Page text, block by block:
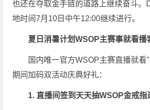
也还在夺取金手链的道路上继续奋斗。
地时间7月10日中午12:00继续进行。
夏日消暑计划WSOP主赛事就看播
国内唯一官方WSOP主赛直播就看
期间加码双活动庆典好礼：
1. 直播间签到天天抽WSOP金戒指